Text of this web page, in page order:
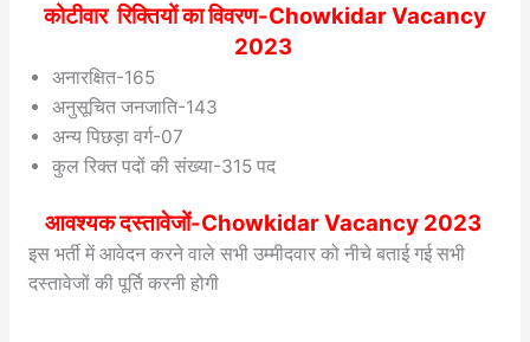
कोटीवार रिक्तियों का विवरण-Chowkidar Vacancy
2023
अनारक्षित-165
अनुसूचित जनजाति-143
अन्य पिछड़ा वर्ग-07
कुल रिक्त पदों की संख्या-315 पद
आवश्यक दस्तावेजों-Chowkidar Vacancy 2023
इस भर्ती में आवेदन करने वाले सभी उम्मीदवार को नीचे बताई गई सभी
दस्तावेजों की पूर्ति करनी होगी